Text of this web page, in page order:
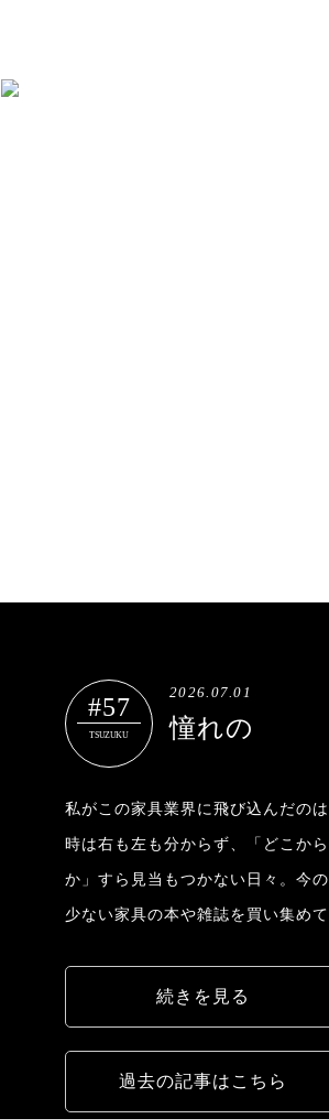
#57
TSUZUKU
2026.07.01
憧れの
私がこの家具業界に飛び込んだの
時は右も左も分からず、「どこか
か」すら見当もつかない日々。今
少ない家具の本や雑誌を買い集め
続きを見る
過去の記事はこちら